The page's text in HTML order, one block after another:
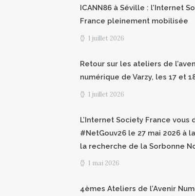
ICANN86 à Séville : l’Internet
France pleinement mobilisée
1 juillet 2026
Retour sur les ateliers de
numérique de Varzy, les 17 et
1 juillet 2026
L’Internet Society France vous
#NetGouv26 le 27 mai 2026 à
la recherche de la Sorbonne
1 mai 2026
4èmes Ateliers de l’Avenir